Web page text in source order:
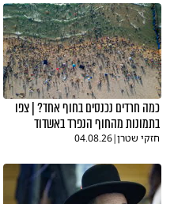
כמה חרדים נכנסים בחוף אחד? | צפו
בתמונות מהחוף הנפרד באשדוד
חזקי שטרן|
04.08.26